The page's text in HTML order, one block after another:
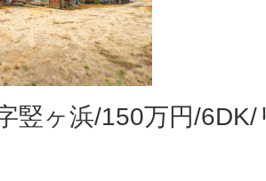
竪ヶ浜/150万円/